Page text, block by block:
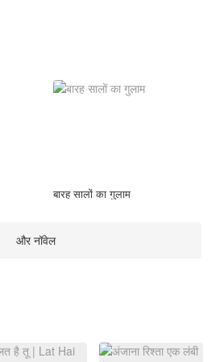
बारह सालों का गुलाम
और नॉवेल